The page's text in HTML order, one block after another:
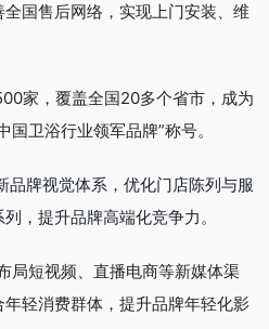
国售后网络，实现上门安装、维
家，覆盖全国20多个省市，成为
卫浴行业领军品牌”称号。
品牌视觉体系，优化门店陈列与服
，提升品牌高端化竞争力。
局短视频、直播电商等新媒体渠
轻消费群体，提升品牌年轻化影